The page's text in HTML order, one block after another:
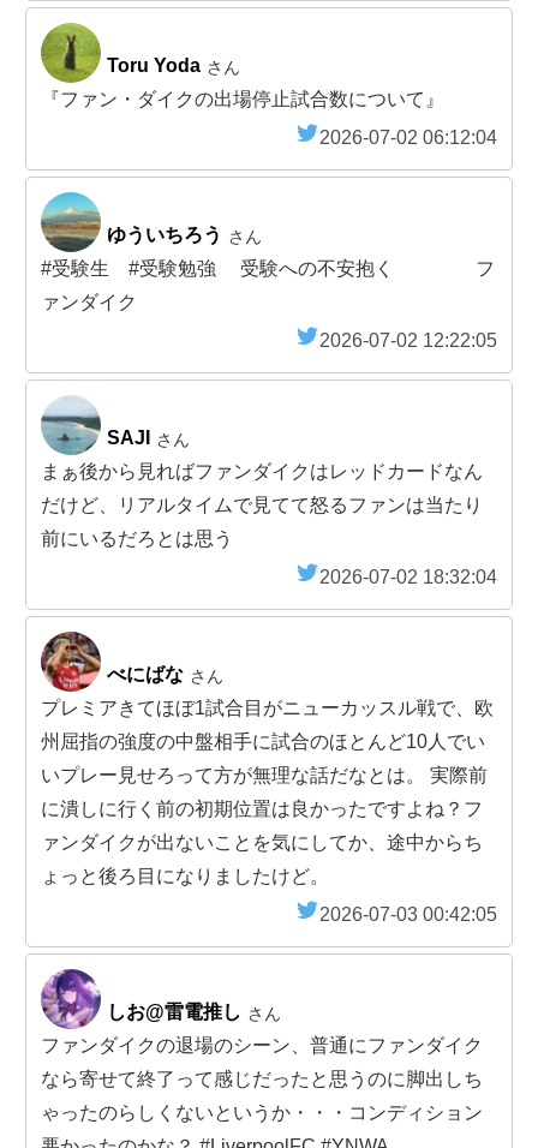
Toru Yoda さん
『ファン・ダイクの出場停止試合数について』
2026-07-02 06:12:04
ゆういちろう さん
#受験生 #受験勉強 受験への不安抱く フ
ァンダイク
2026-07-02 12:22:05
SAJI さん
まぁ後から見ればファンダイクはレッドカードなん
だけど、リアルタイムで見てて怒るファンは当たり
前にいるだろとは思う
2026-07-02 18:32:04
べにばな さん
プレミアきてほぼ1試合目がニューカッスル戦で、欧
州屈指の強度の中盤相手に試合のほとんど10人でい
いプレー見せろって方が無理な話だなとは。 実際前
に潰しに行く前の初期位置は良かったですよね？フ
ァンダイクが出ないことを気にしてか、途中からち
ょっと後ろ目になりましたけど。
2026-07-03 00:42:05
しお@雷電推し さん
ファンダイクの退場のシーン、普通にファンダイク
なら寄せて終了って感じだったと思うのに脚出しち
ゃったのらしくないというか・・・コンディション